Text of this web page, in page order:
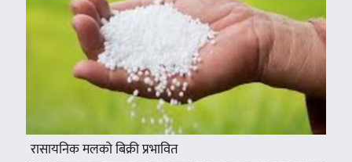
रासायनिक मलको बिक्री प्रभावित